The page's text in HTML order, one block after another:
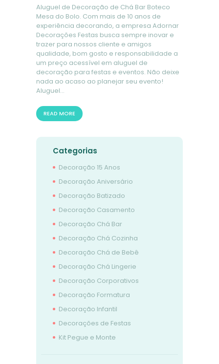
Aluguel de Decoração de Chá Bar Boteco
Mesa do Bolo. Com mais de 10 anos de
experiência decorando, a empresa Adornar
Decorações Festas busca sempre inovar e
trazer para nossos cliente e amigos
qualidade, bom gosto e responsabilidade a
um preço acessível em aluguel de
decoração para festas e eventos. Não deixe
nada ao acaso ao planejar seu evento!
Aluguel…
READ MORE
Categorias
Decoração 15 Anos
Decoração Aniversário
Decoração Batizado
Decoração Casamento
Decoração Chá Bar
Decoração Chá Cozinha
Decoração Chá de Bebê
Decoração Chá Lingerie
Decoração Corporativos
Decoração Formatura
Decoração Infantil
Decorações de Festas
Kit Pegue e Monte